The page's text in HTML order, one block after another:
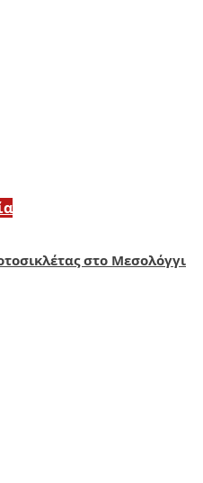
στο Μεσολόγγι